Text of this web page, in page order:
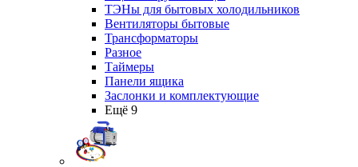
ТЭНы для бытовых холодильников
Вентиляторы бытовые
Трансформаторы
Разное
Таймеры
Панели ящика
Заслонки и комплектующие
Ещё 9